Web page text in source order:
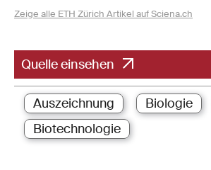
Zeige alle ETH Zürich Artikel auf Sciena.ch
Quelle einsehen
Auszeichnung Biologie
Biotechnologie